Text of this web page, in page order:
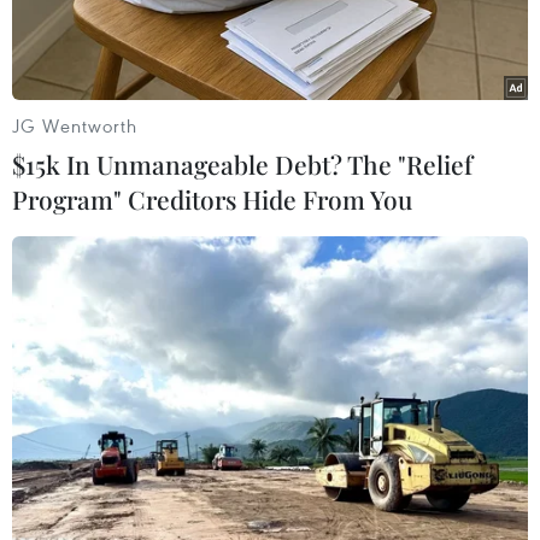
Venezuela đã cử hai máy bay đưa gần 200 người di cư không
có giấy tờ từ Mỹ trở về. (Ảnh: AFP)
Ngày 20/2, Cơ quan Thực thi Di trú và Hải quan
Mỹ (ICE) và Bộ An ninh Nội địa cho biết đã phối
hợp với Venezuela hồi hương 177 người nhập
JG Wentworth
$15k In Unmanageable Debt? The "Relief
Program" Creditors Hide From You